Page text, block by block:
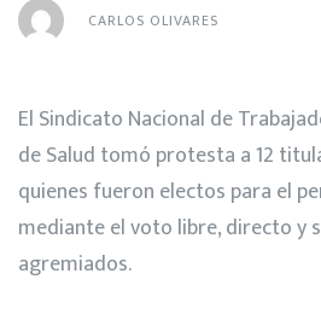
CARLOS OLIVARES
El Sindicato Nacional de
de Salud tomó protesta a 12
quienes fueron electos para el
mediante el voto libre, directo y
agremiados.